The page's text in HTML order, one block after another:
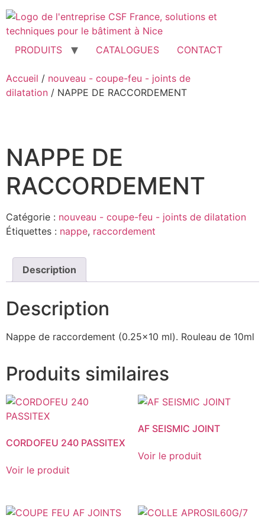
Aller
au
contenu
PRODUITS
CATALOGUES CONTACT
Accueil / nouveau - coupe-feu - joints de
dilatation / NAPPE DE RACCORDEMENT
NAPPE DE
RACCORDEMENT
Catégorie : nouveau - coupe-feu - joints de dilatation
Étiquettes : nappe, raccordement
Description
Description
Nappe de raccordement (0.25×10 ml). Rouleau de 10ml
Produits similaires
CORDOFEU 240 PASSITEX
Voir le produit
AF SEISMIC JOINT
Voir le produit